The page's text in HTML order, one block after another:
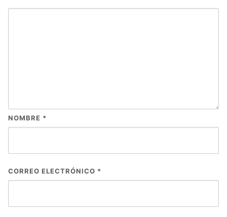
NOMBRE *
CORREO ELECTRÓNICO *